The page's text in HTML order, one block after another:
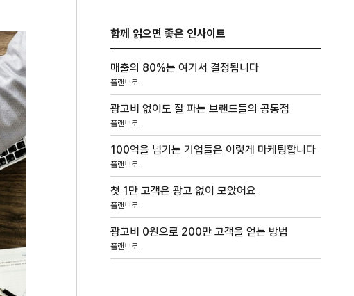
함께 읽으면 좋은 인사이트
매출의 80%는 여기서 결정됩니다
플랜브로
광고비 없이도 잘 파는 브랜드들의 공통점
플랜브로
100억을 넘기는 기업들은 이렇게 마케팅합니다
플랜브로
첫 1만 고객은 광고 없이 모았어요
플랜브로
광고비 0원으로 200만 고객을 얻는 방법
플랜브로